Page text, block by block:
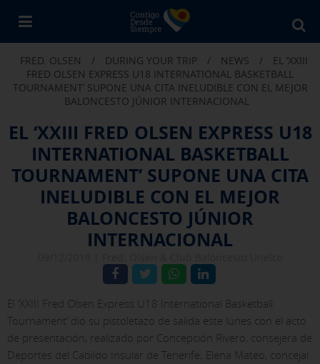
FRED. OLSEN / DURING YOUR TRIP / NEWS /
EL ‘XXIII
FRED OLSEN EXPRESS U18 INTERNATIONAL BASKETBALL
TOURNAMENT’ SUPONE UNA CITA INELUDIBLE CON EL MEJOR
BALONCESTO JÚNIOR INTERNACIONAL
EL ‘XXIII FRED OLSEN EXPRESS U18
INTERNATIONAL BASKETBALL
TOURNAMENT’ SUPONE UNA CITA
INELUDIBLE CON EL MEJOR
BALONCESTO JÚNIOR
INTERNACIONAL
El ‘XXIII Fred Olsen Express U18 International Basketball
Tournament’ dio su pistoletazo de salida este lunes con el acto
de presentación, realizado por Concepción Rivero, consejera de
Deportes del Cabildo Insular de Tenerife; Elena Mateo, concejal